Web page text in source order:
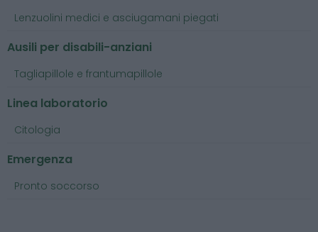
Lenzuolini medici e asciugamani piegati
Ausili per disabili-anziani
Tagliapillole e frantumapillole
Linea laboratorio
Citologia
Emergenza
Pronto soccorso